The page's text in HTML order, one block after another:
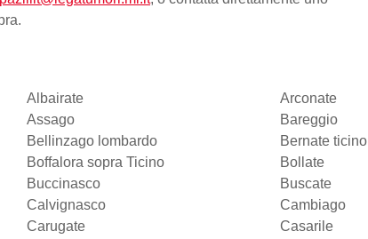
Albairate Arconate
Assago Bareggio
Bellinzago lombardo Bernate ticino
Boffalora sopra Ticino Bollate
Buccinasco Buscate
Calvignasco Cambiago
Carugate Casarile